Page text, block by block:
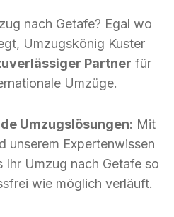
nach Getafe? Egal wo
Umzugskönig Kuster
Partner für
Umzüge.
Umzugslösungen: Mit
unserem Expertenwissen
Ihr Umzug nach Getafe so
wie möglich verläuft.